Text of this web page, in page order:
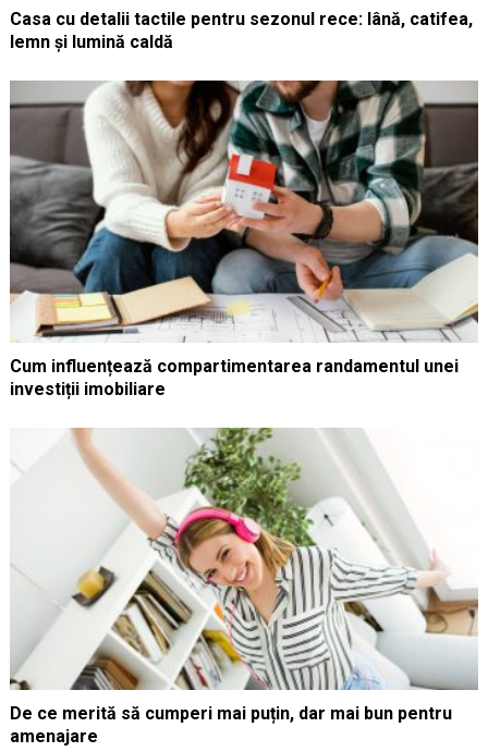
Casa cu detalii tactile pentru sezonul rece: lână, catifea,
lemn și lumină caldă
Cum influențează compartimentarea randamentul unei
investiții imobiliare
De ce merită să cumperi mai puțin, dar mai bun pentru
amenajare